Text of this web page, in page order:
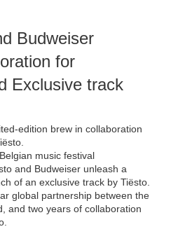
Budweiser
for
Exclusive track
edition brew in collaboration
music festival
and Budweiser unleash a
of an exclusive track by Tiësto.
global partnership between the
and two years of collaboration